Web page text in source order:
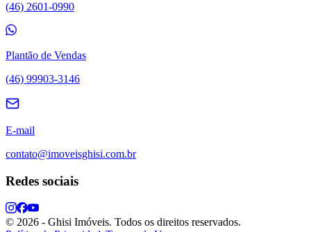
(46) 2601-0990
Plantão de Vendas
(46) 99903-3146
E-mail
contato@imoveisghisi.com.br
Redes sociais
© 2026 - Ghisi Imóveis. Todos os direitos reservados.